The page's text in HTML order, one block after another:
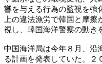
響を与える行為の監視を強
上の違法漁労で韓国と摩
視し、韓国海洋警察の動き
中国海洋局は今年８月、沿
る計画を発表していた。２